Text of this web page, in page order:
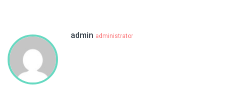
admin administrator